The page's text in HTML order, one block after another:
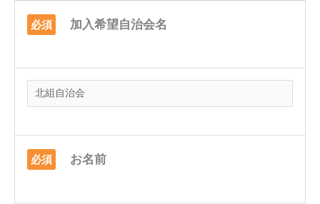
必須 加入希望自治会名
必須 お名前